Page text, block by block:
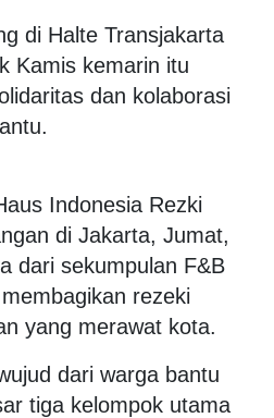
di Halte Transjakarta
Kamis kemarin itu
dan kolaborasi
Indonesia Rezki
di Jakarta, Jumat,
dari sekumpulan F&B
rezeki
yang merawat kota.
dari warga bantu
tiga kelompok utama